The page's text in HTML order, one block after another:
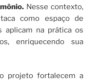
Nesse contexto,
como espaço de
aplicam na prática os
enriquecendo sua
projeto fortalecem a